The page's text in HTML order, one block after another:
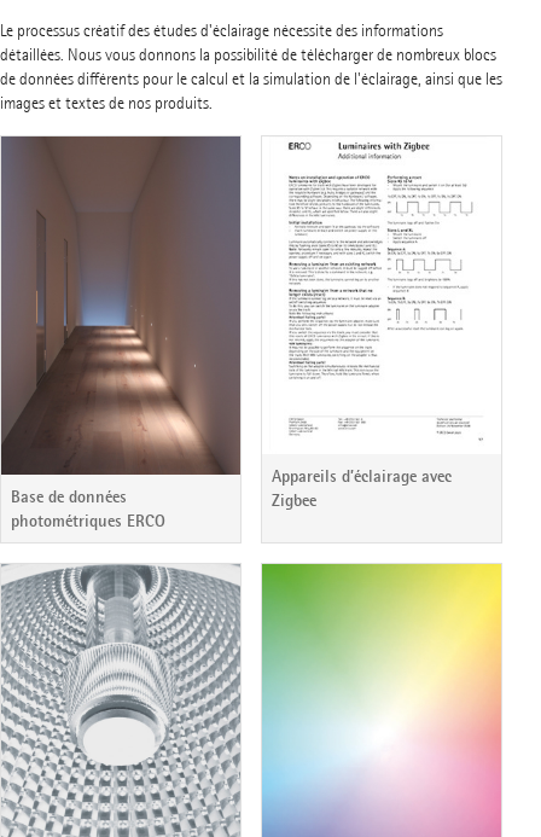
Le processus créatif des études d'éclairage nécessite des informations
détaillées. Nous vous donnons la possibilité de télécharger de nombreux blocs
de données différents pour le calcul et la simulation de l'éclairage, ainsi que les
images et textes de nos produits.
Base de données
photométriques ERCO
Appareils d’éclairage avec
Zigbee